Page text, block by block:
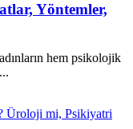
Yöntemler,
hem psikolojik